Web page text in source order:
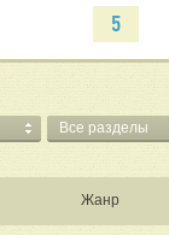
5
Все разделы
Жанр